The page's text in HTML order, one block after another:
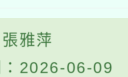
雅萍
：2026-06-09